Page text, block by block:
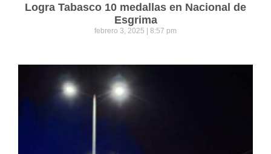
Logra Tabasco 10 medallas en Nacional de
Esgrima
febrero 3, 2025 8:57 pm